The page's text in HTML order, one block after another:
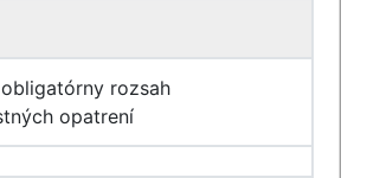
rozsah
opatrení